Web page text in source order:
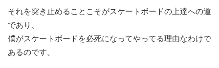
それを突き止めることこそがスケートボードの上達への道
であり、
僕がスケートボードを必死になってやってる理由なわけで
あるのです。